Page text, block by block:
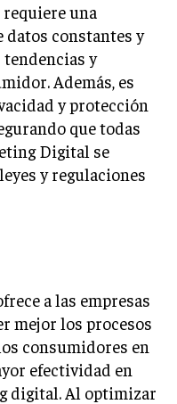
escrita para crear
enfoque creativo en cada
los buscadores,
una
datos constantes y
tendencias y
Además, es
y protección
que todas
Digital se
y regulaciones
a las empresas
mejor los procesos
consumidores en
efectividad en
digital. Al optimizar